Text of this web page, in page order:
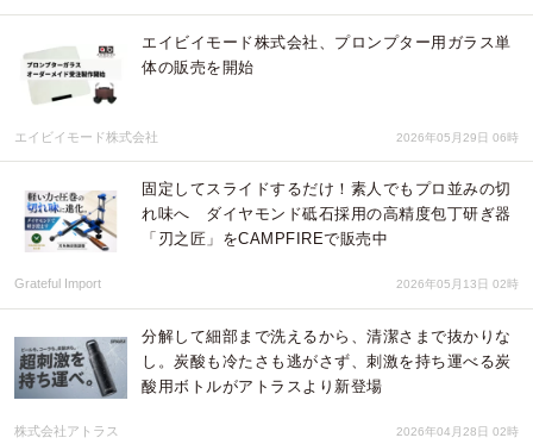
エイビイモード株式会社、プロンプター用ガラス単
体の販売を開始
エイビイモード株式会社 2026年05月29日 06時
固定してスライドするだけ！素人でもプロ並みの切
れ味へ ダイヤモンド砥石採用の高精度包丁研ぎ器
「刃之匠」をCAMPFIREで販売中
Grateful Import 2026年05月13日 02時
分解して細部まで洗えるから、清潔さまで抜かりな
し。炭酸も冷たさも逃がさず、刺激を持ち運べる炭
酸用ボトルがアトラスより新登場
株式会社アトラス 2026年04月28日 02時